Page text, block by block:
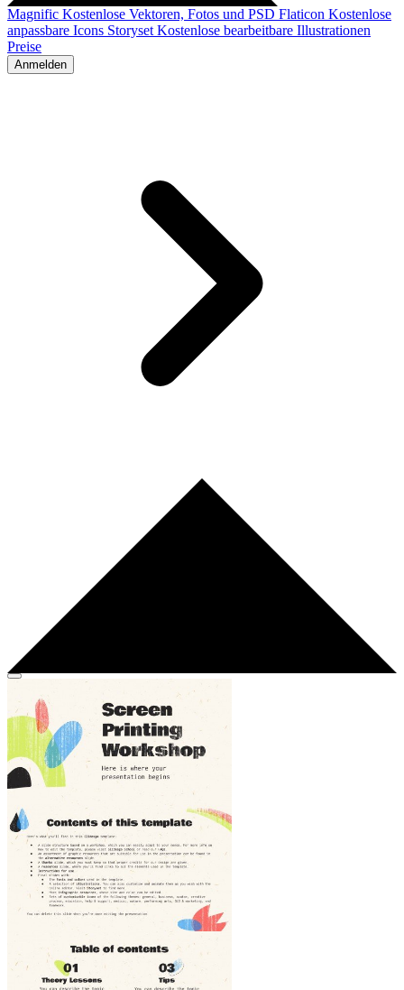
Magnific Kostenlose Vektoren, Fotos und PSD Flaticon Kostenlose
anpassbare Icons Storyset Kostenlose bearbeitbare Illustrationen
Preise
Anmelden